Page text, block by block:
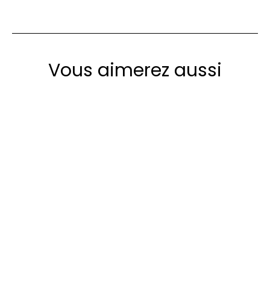
Vous aimerez aussi